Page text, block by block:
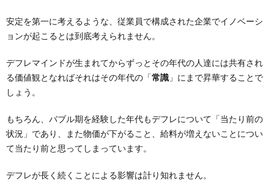
安定を第一に考えるような、従業員で構成された企業でイノベーシ
ョンが起こるとは到底考えられません。
デフレマインドが生まれてからずっとその年代の人達には共有され
る価値観となればそれはその年代の「常識 」にまで昇華することで
しょう。
もちろん、バブル期を経験した年代もデフレについて「当たり前の
状況」であり、また物価が下がること、給料が増えないことについ
て当たり前と思ってしまっています。
デフレが長く続くことによる影響は計り知れません。